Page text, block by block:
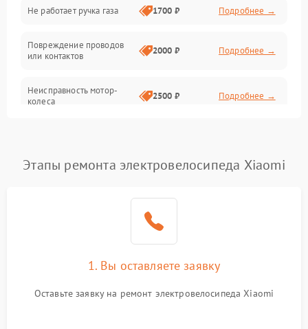
Механические повреждения
Не работает ручка газа 1700 ₽ Подробнее →
Повреждение проводов
или контактов
2000 ₽ Подробнее →
Неисправность мотор-
колеса
2500 ₽ Подробнее →
Этапы ремонта электровелосипеда Xiaomi
1. Вы оставляете заявку
Оставьте заявку на ремонт электровелосипеда Xiaomi